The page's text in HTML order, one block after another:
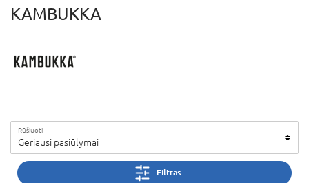
KAMBUKKA
Rūšiuoti
Geriausi pasiūlymai
Filtras